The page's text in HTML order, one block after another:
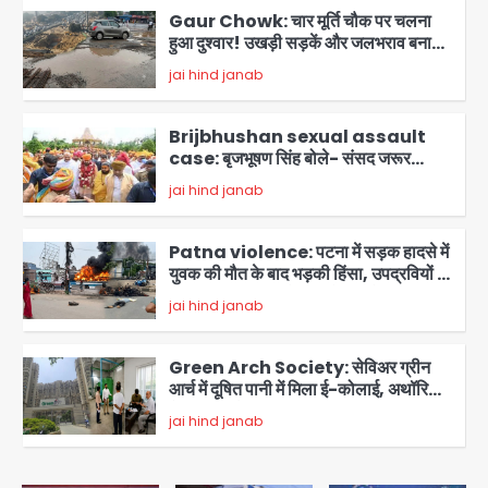
2
Gaur Chowk: चार मूर्ति चौक पर चलना
हुआ दुश्वार! उखड़ी सड़कें और जलभराव बना
आफत, अंडरपास पर भी खतरा
jai hind janab
3
Brijbhushan sexual assault
case: बृजभूषण सिंह बोले- संसद जरूर
लौटूंगा, हुई चरित्र हत्या की कोशिश, प्रियंका
गांधी को बरगलाया गया, यौन शोषण नहीं ‘गुड-
बैड टच’ का था मामला
jai hind janab
4
Patna violence: पटना में सड़क हादसे में
युवक की मौत के बाद भड़की हिंसा, उपद्रवियों ने
फूंकीं 10 गाड़ियां, ट्रैफिक पोस्ट और स्लीपर
बस भी जलाई, NH-30 जाम
jai hind janab
5
Green Arch Society: सेविअर ग्रीन
आर्च में दूषित पानी में मिला ई-कोलाई, अथॉरिटी
ने शुरू की सैंपलिंग जांच
jai hind janab